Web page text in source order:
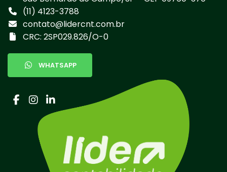
(11) 4123-3788
contato@lidercnt.com.br
CRC: 2SP029.826/O-0
WHATSAPP